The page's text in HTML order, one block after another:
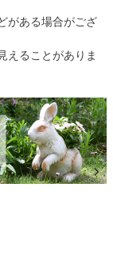
がある場合がござ
えることがありま